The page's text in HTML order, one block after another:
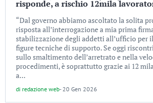
risponde, a rischio 12mila
“Dal governo abbiamo ascoltato la solita
risposta all’interrogazione a mia prima
stabilizzazione degli addetti all’ufficio per
figure tecniche di supporto. Se oggi
sullo smaltimento dell’arretrato e nella
procedimenti, è soprattutto grazie ai 12
a...
di redazione web- 20 Gen 2026